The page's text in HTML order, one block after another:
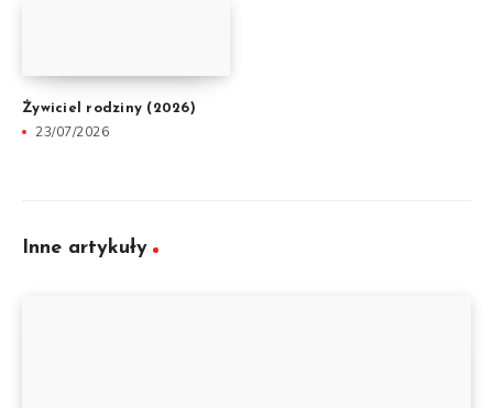
Żywiciel rodziny (2026)
23/07/2026
Inne artykuły